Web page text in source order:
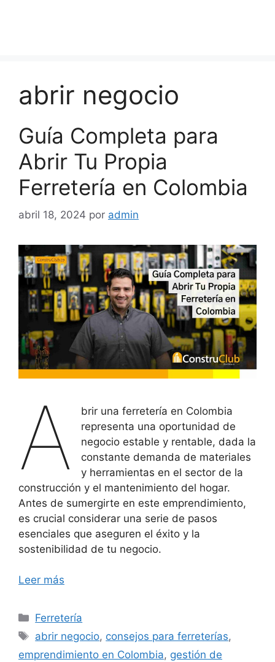
abrir negocio
Guía Completa para
Abrir Tu Propia
Ferretería en Colombia
abril 18, 2024 por admin
A
brir una ferretería en Colombia
representa una oportunidad de
negocio estable y rentable, dada la
constante demanda de materiales
y herramientas en el sector de la
construcción y el mantenimiento del hogar.
Antes de sumergirte en este emprendimiento,
es crucial considerar una serie de pasos
esenciales que aseguren el éxito y la
sostenibilidad de tu negocio.
Leer más
Categorías
Ferretería
Etiquetas
abrir negocio, consejos para ferreterías,
emprendimiento en Colombia, gestión de